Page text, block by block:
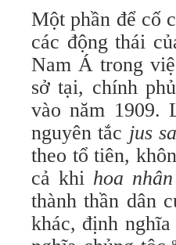
Một phần để cố
các động thái
Nam Á trong
sở tại, chính
vào năm 1909.
nguyên tắc jus
theo tổ tiên,
cả khi hoa
thành thần dân
khác, định